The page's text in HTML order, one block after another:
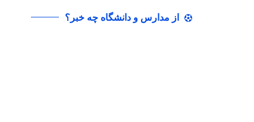
از مدارس و دانشگاه چه خبر؟